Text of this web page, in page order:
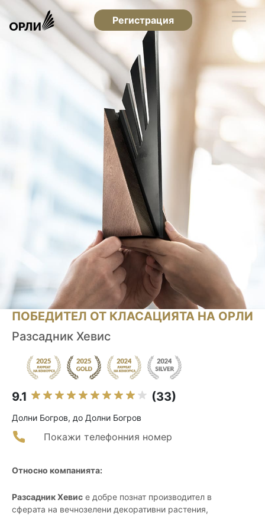
Регистрация
ПОБЕДИТЕЛ ОТ КЛАСАЦИЯТА НА ОРЛИ
Разсадник Хевис
9.1 (33)
Долни Богров, до Долни Богров
Покажи телефонния номер
Относно компанията:
Разсадник Хевис е добре познат производител в
сферата на вечнозелени декоративни растения,